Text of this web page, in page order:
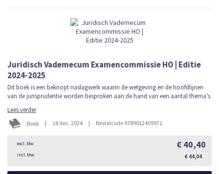
Juridisch Vademecum Examencommissie HO | Editie
2024-2025
Dit boek is een beknopt naslagwerk waarin de wetgeving en de hoofdlijnen
van de jurisprudentie worden besproken aan de hand van een aantal thema’s.
Lees verder
Boek | 18 dec. 2024 | Bestelcode 9789012409971
€ 40,40
€ 44,04